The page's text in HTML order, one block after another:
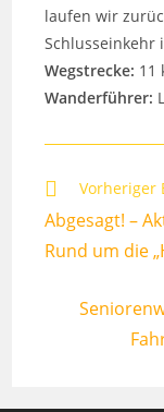
laufen wir
Schlusseinkehr
Wegstrecke: 11
Wanderführer:
Weitere
Artikel
ansehen
Vorheriger
Abgesagt! –
Rund um die